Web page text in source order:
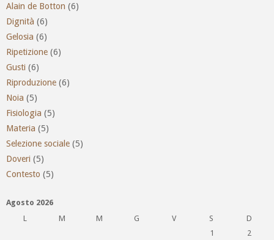
Alain de Botton (6)
Dignità (6)
Gelosia (6)
Ripetizione (6)
Gusti (6)
Riproduzione (6)
Noia (5)
Fisiologia (5)
Materia (5)
Selezione sociale (5)
Doveri (5)
Contesto (5)
Agosto 2026
L
M M G V S
D
1
2